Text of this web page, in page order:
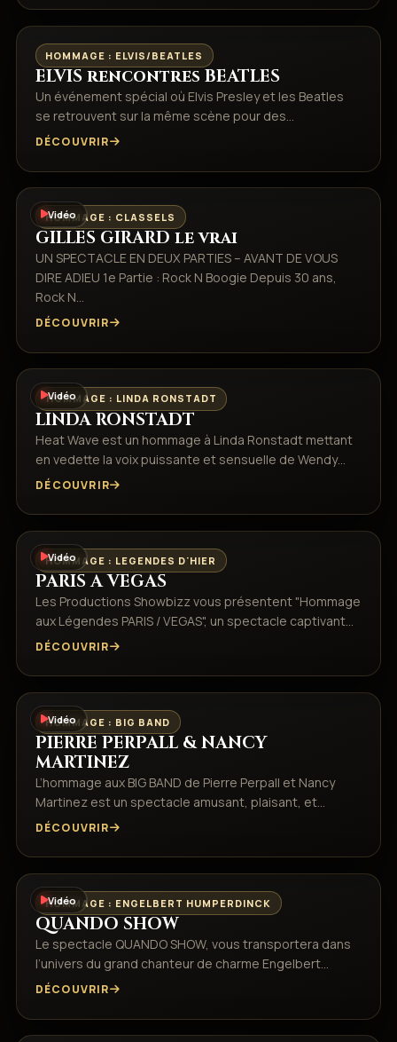
HOMMAGE : ELVIS/BEATLES
ELVIS rencontres BEATLES
Un événement spécial où Elvis Presley et les Beatles
se retrouvent sur la même scène pour des…
DÉCOUVRIR
Vidéo
HOMMAGE : CLASSELS
GILLES GIRARD le vrai
UN SPECTACLE EN DEUX PARTIES – AVANT DE VOUS
DIRE ADIEU 1e Partie : Rock N Boogie Depuis 30 ans,
Rock N…
DÉCOUVRIR
Vidéo
HOMMAGE : LINDA RONSTADT
LINDA RONSTADT
Heat Wave est un hommage à Linda Ronstadt mettant
en vedette la voix puissante et sensuelle de Wendy…
DÉCOUVRIR
Vidéo
HOMMAGE : LEGENDES D'HIER
PARIS A VEGAS
Les Productions Showbizz vous présentent "Hommage
aux Légendes PARIS / VEGAS", un spectacle captivant…
DÉCOUVRIR
Vidéo
HOMMAGE : BIG BAND
PIERRE PERPALL & NANCY
MARTINEZ
L’hommage aux BIG BAND de Pierre Perpall et Nancy
Martinez est un spectacle amusant, plaisant, et…
DÉCOUVRIR
Vidéo
HOMMAGE : ENGELBERT HUMPERDINCK
QUANDO SHOW
Le spectacle QUANDO SHOW, vous transportera dans
l’univers du grand chanteur de charme Engelbert…
DÉCOUVRIR